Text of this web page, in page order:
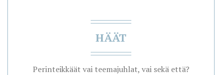
HÄÄT
Perinteikkäät vai teemajuhlat, vai sekä että?